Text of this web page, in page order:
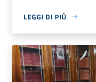
LEGGI DI PIÙ